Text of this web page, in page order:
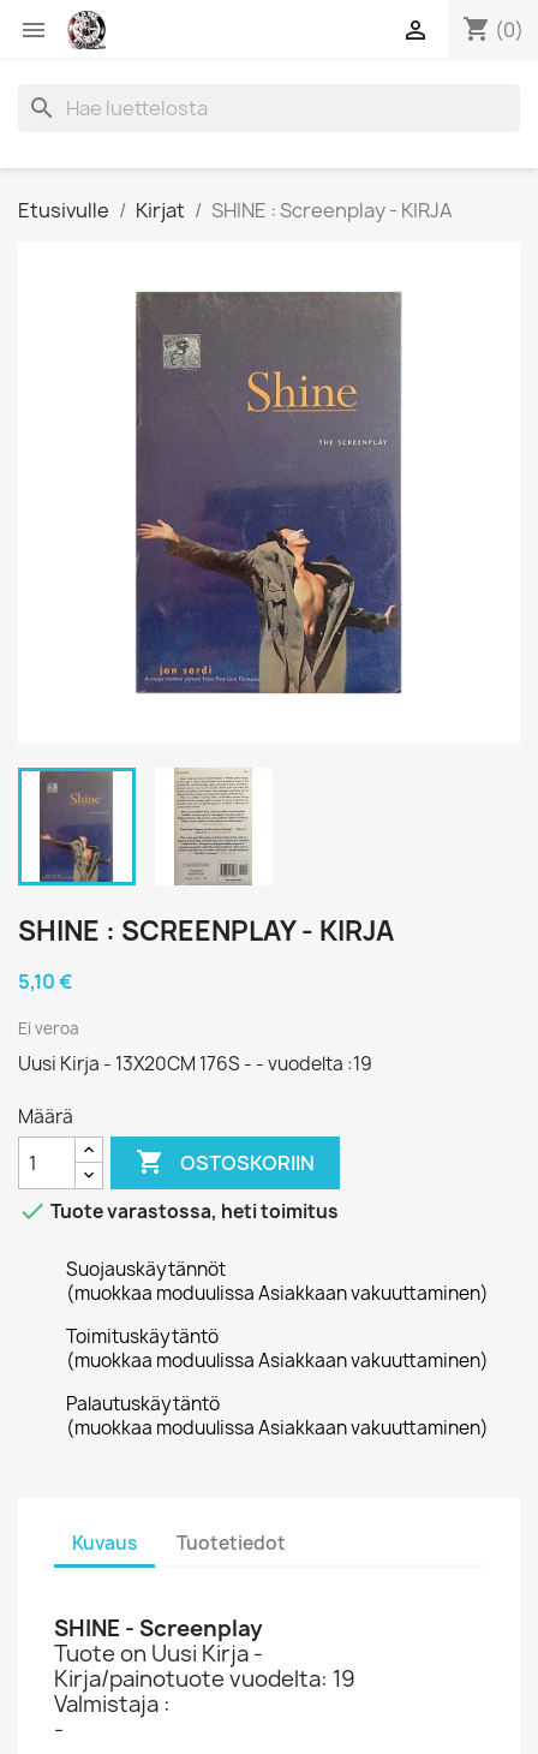
 shopping_cart (0)

search
Etusivulle Kirjat SHINE : Screenplay - KIRJA
SHINE : SCREENPLAY - KIRJA
5,10 €
Ei veroa
Uusi Kirja - 13X20CM 176S - - vuodelta :19
Määrä
 OSTOSKORIIN
 Tuote varastossa, heti toimitus
Suojauskäytännöt
(muokkaa moduulissa Asiakkaan vakuuttaminen)
Toimituskäytäntö
(muokkaa moduulissa Asiakkaan vakuuttaminen)
Palautuskäytäntö
(muokkaa moduulissa Asiakkaan vakuuttaminen)
Kuvaus Tuotetiedot
SHINE - Screenplay
Tuote on Uusi Kirja -
Kirja/painotuote vuodelta: 19
Valmistaja :
-